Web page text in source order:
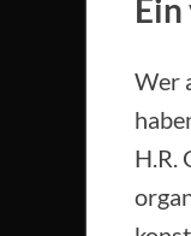
Wer
H.R.